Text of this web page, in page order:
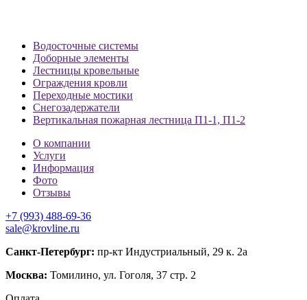
Водосточные системы
Доборные элементы
Лестницы кровельные
Ограждения кровли
Переходные мостики
Снегозадержатели
Вертикальная пожарная лестница П1-1, П1-2
О компании
Услуги
Информация
Фото
Отзывы
+7 (993) 488-69-36
sale@krovline.ru
Санкт-Петербург: пр-кт Индустриальный, 29 к. 2а
Москва: Томилино, ул. Гоголя, 37 стр. 2